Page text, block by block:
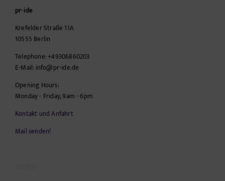
pr-ide
Krefelder Straße 11A
10555 Berlin
Telephone:+49306860203
E-Mail: info@pr-ide.de
Opening Hours:
Monday - Friday, 9am - 6pm
Kontakt und Anfahrt
Mail senden!